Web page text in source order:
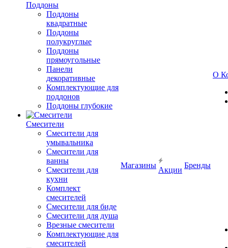
Поддоны
Поддоны
квадратные
Поддоны
полукруглые
Поддоны
прямоугольные
Панели
декоративные
Комплектующие для
поддонов
Поддоны глубокие
Смесители
Смесители для
умывальника
Смесители для
ванны
Смесители для
кухни
Комплект
смесителей
Смесители для биде
Смесители для душа
Врезные смесители
Комплектующие для
смесителей
Магазины
Акции
Бренды
О